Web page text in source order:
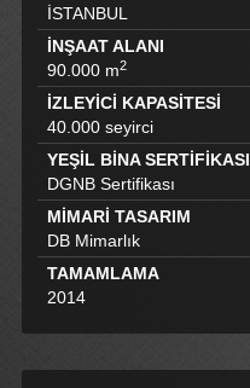
İSTANBUL
İNŞAAT ALANI
90.000 m2
İZLEYİCİ KAPASİTESİ
40.000 seyirci
YEŞİL BİNA SERTİFİKASI
DGNB Sertifikası
MİMARİ TASARIM
DB Mimarlık
TAMAMLAMA
2014